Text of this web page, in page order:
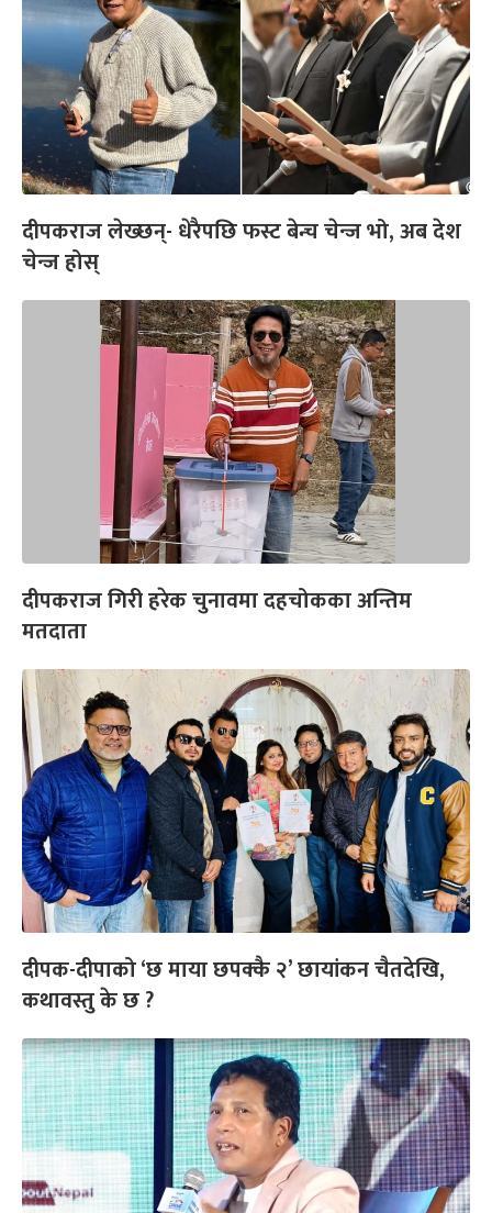
दीपकराज लेख्छन्- धेरैपछि फस्ट बेन्च चेन्ज भो, अब देश
चेन्ज होस्
दीपकराज गिरी हरेक चुनावमा दहचोकका अन्तिम
मतदाता
दीपक-दीपाको ‘छ माया छपक्कै २’ छायांकन चैतदेखि,
कथावस्तु के छ ?